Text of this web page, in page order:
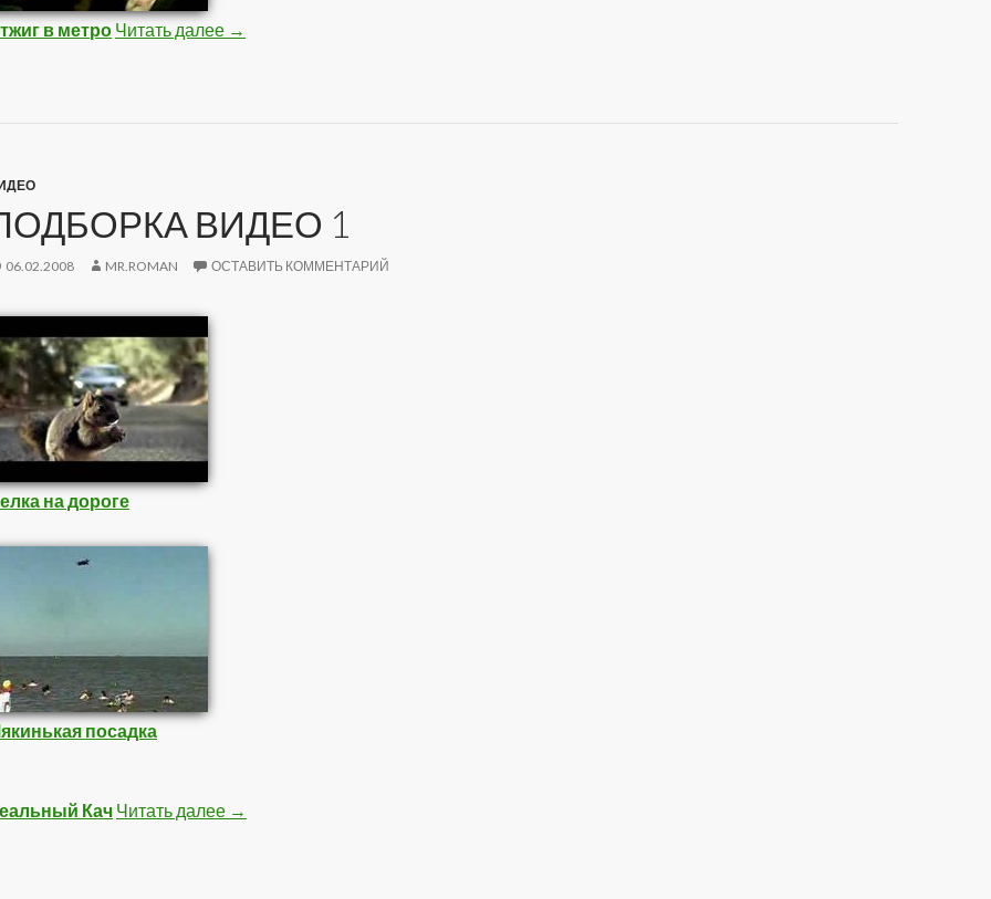
в метро Читать далее Подборка Видео 2
→
ВИДЕО 1
06.02.2008 MR.ROMAN ОСТАВИТЬ КОММЕНТАРИЙ
на дороге
посадка
Кач Читать далее Подборка Видео 1
→